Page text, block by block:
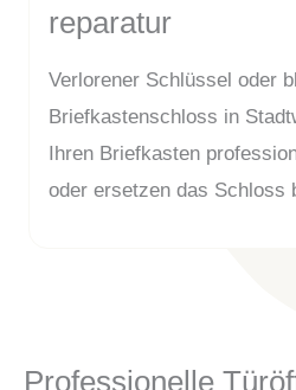
reparatur
Verlorener Schlüssel oder
Briefkastenschloss in
Ihren Briefkasten
oder ersetzen das Schloss
Professionelle